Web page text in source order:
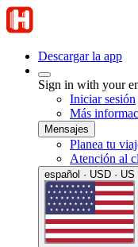
Descargar la app
Sign in with your
Iniciar sesión
Más
Mensajes
Planea tu
Atención al
español · USD · US